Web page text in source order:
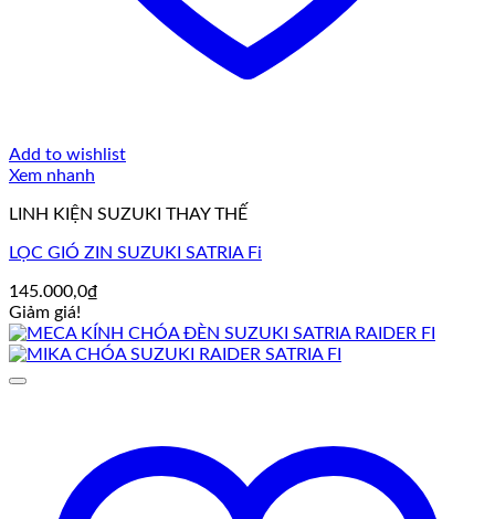
Add to wishlist
Xem nhanh
LINH KIỆN SUZUKI THAY THẾ
LỌC GIÓ ZIN SUZUKI SATRIA Fi
145.000,0₫
Giảm giá!